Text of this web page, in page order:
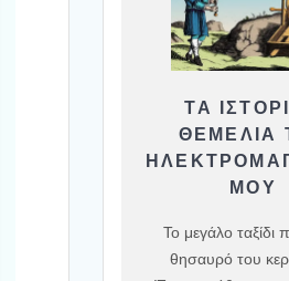
ΤΑ
ΘΕΜΈΛΙΑ
ΜΟΎ
Το μεγάλο ταξίδι
θησαυρό του